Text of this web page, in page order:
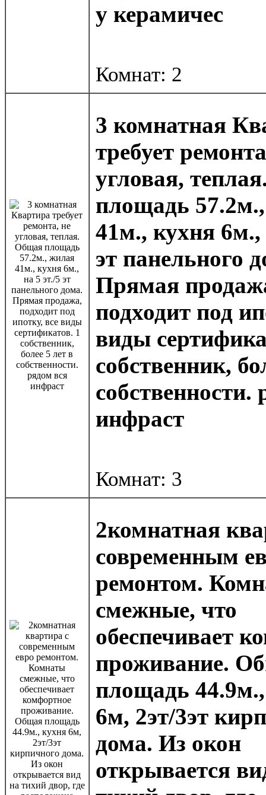
у керамичес
Комнат: 2
3 комнатная
требует
угловая,
площадь
41м., кухня 6м.,
эт панельного
Прямая
подходит под
виды
собственник,
собственности.
инфраст
Комнат: 3
2комнатная
современным
ремонтом.
смежные, что
обеспечивает
проживание.
площадь
6м, 2эт/3эт
дома. Из окон
открывается